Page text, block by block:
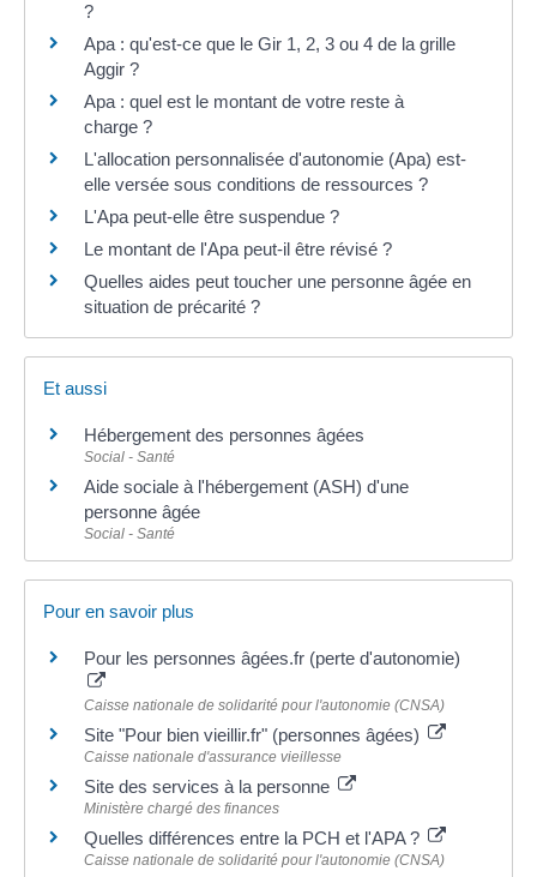
?
Apa : qu'est-ce que le Gir 1, 2, 3 ou 4 de la grille
Aggir ?
Apa : quel est le montant de votre reste à
charge ?
L'allocation personnalisée d'autonomie (Apa) est-
elle versée sous conditions de ressources ?
L'Apa peut-elle être suspendue ?
Le montant de l'Apa peut-il être révisé ?
Quelles aides peut toucher une personne âgée en
situation de précarité ?
Et aussi
Hébergement des personnes âgées
Social - Santé
Aide sociale à l'hébergement (ASH) d'une
personne âgée
Social - Santé
Pour en savoir plus
Pour les personnes âgées.fr (perte d'autonomie)
Caisse nationale de solidarité pour l'autonomie (CNSA)
Site "Pour bien vieillir.fr" (personnes âgées)
Caisse nationale d'assurance vieillesse
Site des services à la personne
Ministère chargé des finances
Quelles différences entre la PCH et l'APA ?
Caisse nationale de solidarité pour l'autonomie (CNSA)